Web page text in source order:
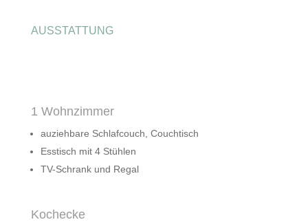
AUSSTATTUNG
1 Wohnzimmer
auziehbare Schlafcouch, Couchtisch
Esstisch mit 4 Stühlen
TV-Schrank und Regal
Kochecke